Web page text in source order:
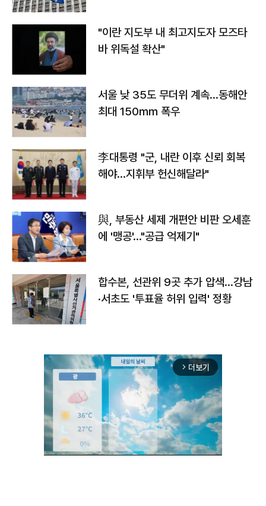
"이란 지도부 내 최고지도자 모즈타
바 위독설 확산"
서울 낮 35도 무더위 계속…동해안
최대 150㎜ 폭우
李대통령 "군, 내란 이후 신뢰 회복
해야…지휘부 헌신해달라"
與, 부동산 세제 개편안 비판 오세훈
에 '맹공'…"공급 억제기"
합수본, 선관위 9곳 추가 압색…강남
·서초도 '투표율 허위 입력' 정황
arrow_forward_ios 더보기